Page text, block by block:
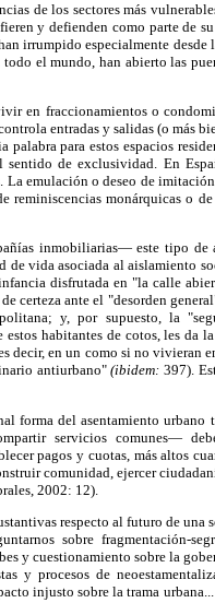
de los sectores más
y defienden como parte de
irrumpido especialmente desde
el mundo, han abierto las
en fraccionamientos o
entradas y salidas (o más
palabra para estos espacios
de exclusividad. En
La emulación o deseo de
reminiscencias monárquicas o
inmobiliarias— este tipo de
de vida asociada al aislamiento
disfrutada en "la calle
certeza ante el "desorden
y, por supuesto, la
habitantes de cotos, les da
decir, en un como si no vivieran
antiurbano"(ibidem: 397).
forma del asentamiento urbano
servicios comunes—
pagos y cuotas, más altos
comunidad, ejercer
2002: 12).
respecto al futuro de una
sobre fragmentación-
y cuestionamiento sobre la
y procesos de
injusto sobre la trama